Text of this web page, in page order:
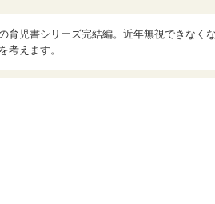
育児書シリーズ完結編。近年無視できなく
考えます。